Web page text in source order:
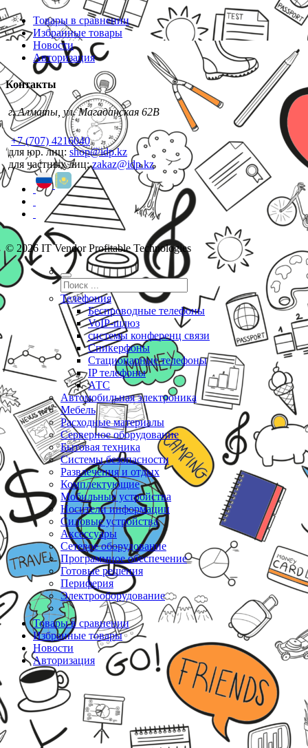
Товары в сравнении
Избранные товары
Новости
Авторизация
Контакты
г. Алматы, ул. Магаданская 62В
+7 (707) 4216040
для юр. лиц: shop@idp.kz
для частных лиц:zakaz@idp.kz
© 2026 IT Vendor Profitable Technologies
Телефония
Беспроводные телефоны
VoIP-шлюз
системы конференц связи
Спикерфоны
Стационарные телефоны
IP телефоны
АТС
Автомобильная электроника
Мебель
Расходные материалы
Серверное оборудование
Бытовая техника
Системы безопасности
Развлечения и отдых
Комплектующие
Мобильные устройства
Носители информации
Силовые устройства
Аксессуары
Сетевое оборудование
Программное обеспечение
Готовые решения
Периферия
Электрооборудование
Товары в сравнении
Избранные товары
Новости
Авторизация